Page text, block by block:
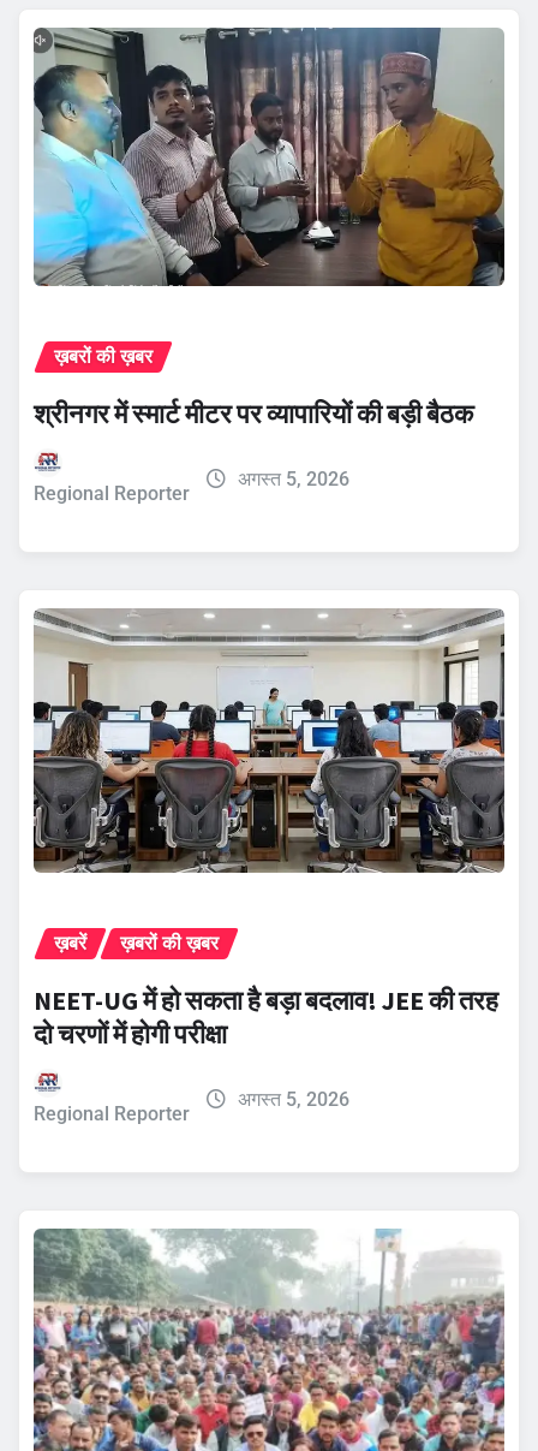
ख़बरों की ख़बर
श्रीनगर में स्मार्ट मीटर पर व्यापारियों की बड़ी बैठक
Regional Reporter
अगस्त 5, 2026
ख़बरें ख़बरों की ख़बर
NEET-UG में हो सकता है बड़ा बदलाव! JEE की तरह
दो चरणों में होगी परीक्षा
Regional Reporter
अगस्त 5, 2026